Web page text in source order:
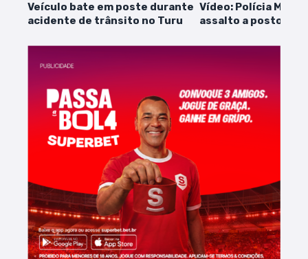
Veículo bate em poste durante
acidente de trânsito no Turu
Vídeo: Polícia
assalto a posto de